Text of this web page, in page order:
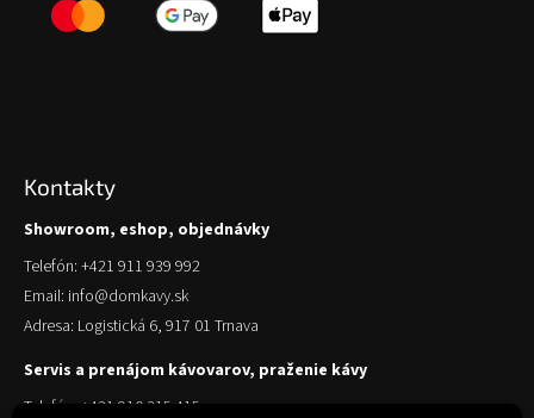
Kontakty
Showroom, eshop, objednávky
Telefón: +421 911 939 992
Email: info@domkavy.sk
Adresa: Logistická 6, 917 01 Trnava
Servis a prenájom kávovarov, praženie kávy
Telefón: +421 910 315 415